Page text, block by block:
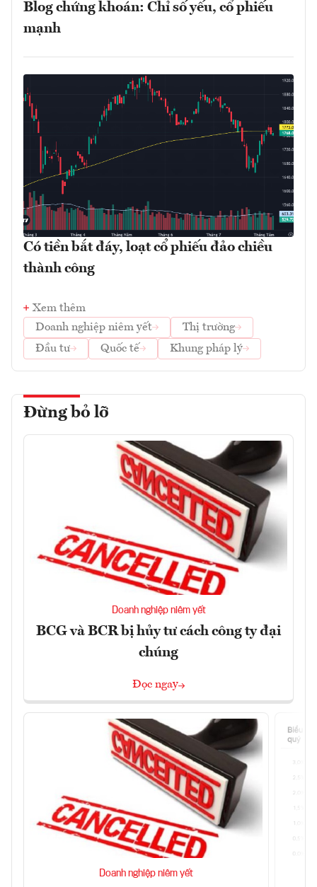
Blog chứng khoán: Chỉ số yếu, cổ phiếu
mạnh
Có tiền bắt đáy, loạt cổ phiếu đảo chiều
thành công
Xem thêm
Doanh nghiệp niêm yết
Thị trường
Đầu tư
Quốc tế Khung pháp lý
Đừng bỏ lỡ
Doanh nghiệp niêm yết
BCG và BCR bị hủy tư cách công ty đại
chúng
Đọc ngay
Doanh nghiệp niêm yết